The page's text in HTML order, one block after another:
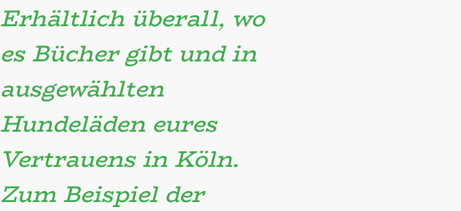
Erhältlich überall, wo
es Bücher gibt und in
ausgewählten
Hundeläden eures
Vertrauens in Köln.
Zum Beispiel der